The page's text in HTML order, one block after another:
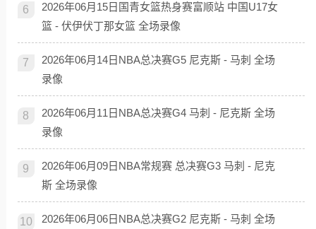
6
2026年06月15日国青女篮热身赛富顺站 中国U17女
篮 - 伏伊伏丁那女篮 全场录像
7
2026年06月14日NBA总决赛G5 尼克斯 - 马刺 全场
录像
8
2026年06月11日NBA总决赛G4 马刺 - 尼克斯 全场
录像
9
2026年06月09日NBA常规赛 总决赛G3 马刺 - 尼克
斯 全场录像
10
2026年06月06日NBA总决赛G2 尼克斯 - 马刺 全场